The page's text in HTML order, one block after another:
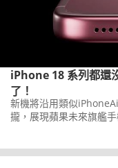
iPhone 18 系列都還
了！
新機將沿用類似
攏，展現蘋果未來旗艦